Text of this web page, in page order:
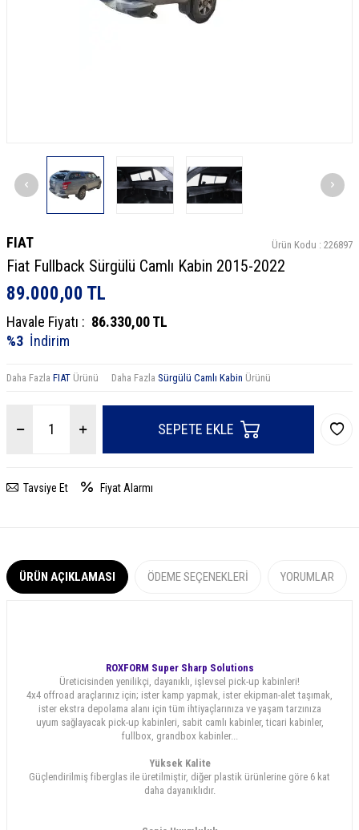
FIAT Ürün Kodu : 226897
Fiat Fullback Sürgülü Camlı Kabin 2015-2022
89.000,00 TL
Havale Fiyatı : 86.330,00TL
%3 İndirim
Daha Fazla FIAT Ürünü Daha Fazla Sürgülü Camlı Kabin Ürünü
SEPETE EKLE
Tavsiye Et Fiyat Alarmı
ÜRÜN AÇIKLAMASI ÖDEME SEÇENEKLERI YORUMLAR
ROXFORM Super Sharp Solutions
Üreticisinden yenilikçi, dayanıklı, işlevsel pick-up kabinleri!
4x4 offroad araçlarınız için; ister kamp yapmak, ister ekipman-alet taşımak,
ister ekstra depolama alanı için tüm ihtiyaçlarınıza ve yaşam tarzınıza
uyum sağlayacak pick-up kabinleri, sabit camlı kabinler, ticari kabinler,
fullbox, grandbox kabinler...
Yüksek Kalite
Güçlendirilmiş fiberglas ile üretilmiştir, diğer plastik ürünlerine göre 6 kat
daha dayanıklıdır.